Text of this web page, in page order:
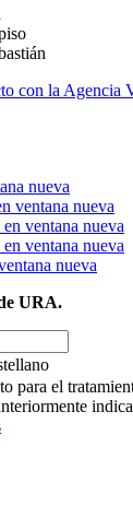
con la Agencia
nueva
ventana nueva
ventana nueva
ventana nueva
nueva
URA.
para el